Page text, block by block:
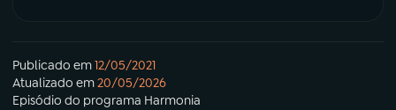
Publicado em12/05/2021
Atualizado em20/05/2026
Episódio do programa Harmonia